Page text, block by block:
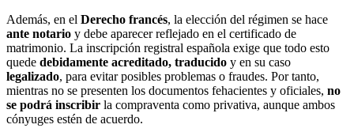
Además, en el Derecho francés, la elección del régimen se hace
ante notario y debe aparecer reflejado en el certificado de
matrimonio. La inscripción registral española exige que todo esto
quede debidamente acreditado, traducido y en su caso
legalizado, para evitar posibles problemas o fraudes. Por tanto,
mientras no se presenten los documentos fehacientes y oficiales, no
se podrá inscribir la compraventa como privativa, aunque ambos
cónyuges estén de acuerdo.